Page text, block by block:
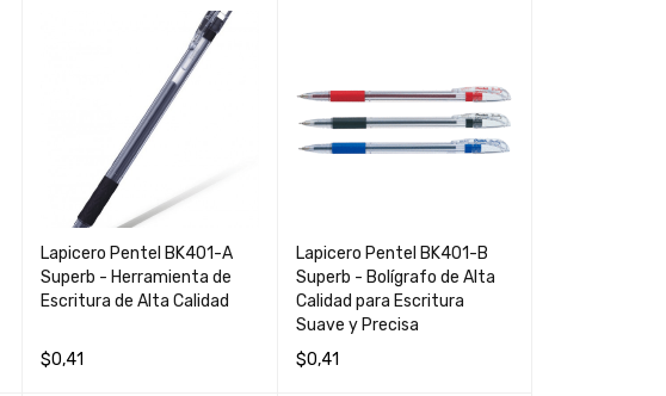
VIEW
Lapicero Pentel BK401-A
Superb - Herramienta de
Escritura de Alta Calidad
$0,41
Lapicero Pentel BK401-B
Superb - Bolígrafo de Alta
Calidad para Escritura
Suave y Precisa
$0,41